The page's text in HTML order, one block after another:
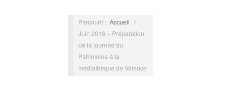
Parcourir : Accueil /
Juin 2016 – Préparation
de la journée du
Patrimoine à la
médiathèque de Valence